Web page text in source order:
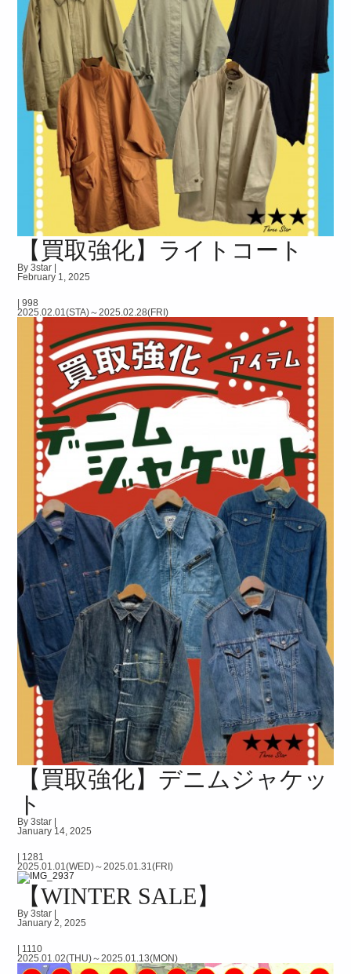
【買取強化】ライトコート
By 3star |
February 1, 2025
|998
2025.02.01(STA)～2025.02.28(FRI)
【買取強化】デニムジャケッ
ト
By 3star |
January 14, 2025
| 1281
2025.01.01(WED)～2025.01.31(FRI)
【WINTER SALE】
By 3star |
January 2, 2025
| 1110
2025.01.02(THU)～2025.01.13(MON)